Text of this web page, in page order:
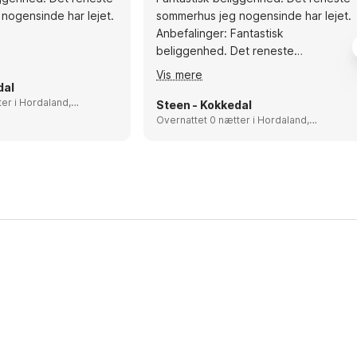
har lejet.
sommerhus jeg nogensinde har lejet.
Anbefalinger: Fantastisk
beliggenhed. Det reneste
sommerhus jeg nogensinde har lejet.
Vis mere
Steen - Kokkedal
Overnattet 0 nætter i Hordaland,